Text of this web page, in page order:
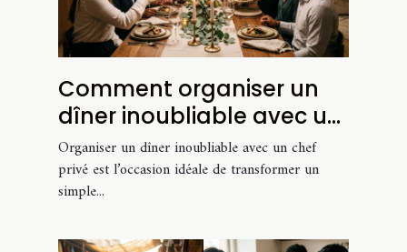
Comment organiser un
dîner inoubliable avec un
chef privé?
Organiser un dîner inoubliable avec un chef
privé est l’occasion idéale de transformer un
simple...